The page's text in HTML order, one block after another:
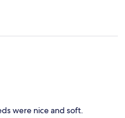
were nice and soft.